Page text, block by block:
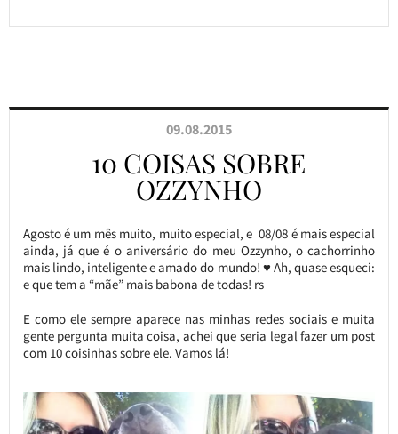
09.08.2015
10 COISAS SOBRE
OZZYNHO
Agosto é um mês muito, muito especial, e 08/08 é mais especial
ainda, já que é o aniversário do meu Ozzynho, o cachorrinho
mais lindo, inteligente e amado do mundo! ♥ Ah, quase esqueci:
e que tem a “mãe” mais babona de todas! rs
E como ele sempre aparece nas minhas redes sociais e muita
gente pergunta muita coisa, achei que seria legal fazer um post
com 10 coisinhas sobre ele. Vamos lá!